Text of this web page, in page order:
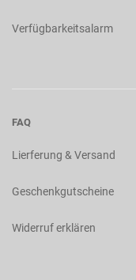
Verfügbarkeitsalarm
FAQ
Lierferung & Versand
Geschenkgutscheine
Widerruf erklären